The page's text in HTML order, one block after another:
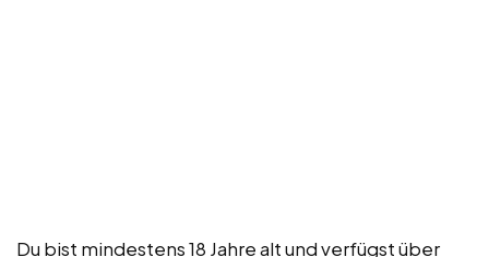
Du bist mindestens 18 Jahre alt und verfügst über